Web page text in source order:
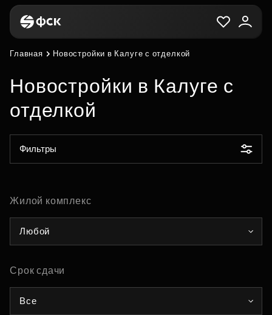
Главная Новостройки в Калуге с отделкой
Новостройки в Калуге с
отделкой
Фильтры
Жилой комплекс
Любой
Срок сдачи
Все